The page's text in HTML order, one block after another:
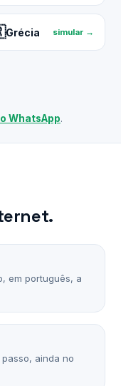
Grécia simular →
WhatsApp.
em português, a
ainda no